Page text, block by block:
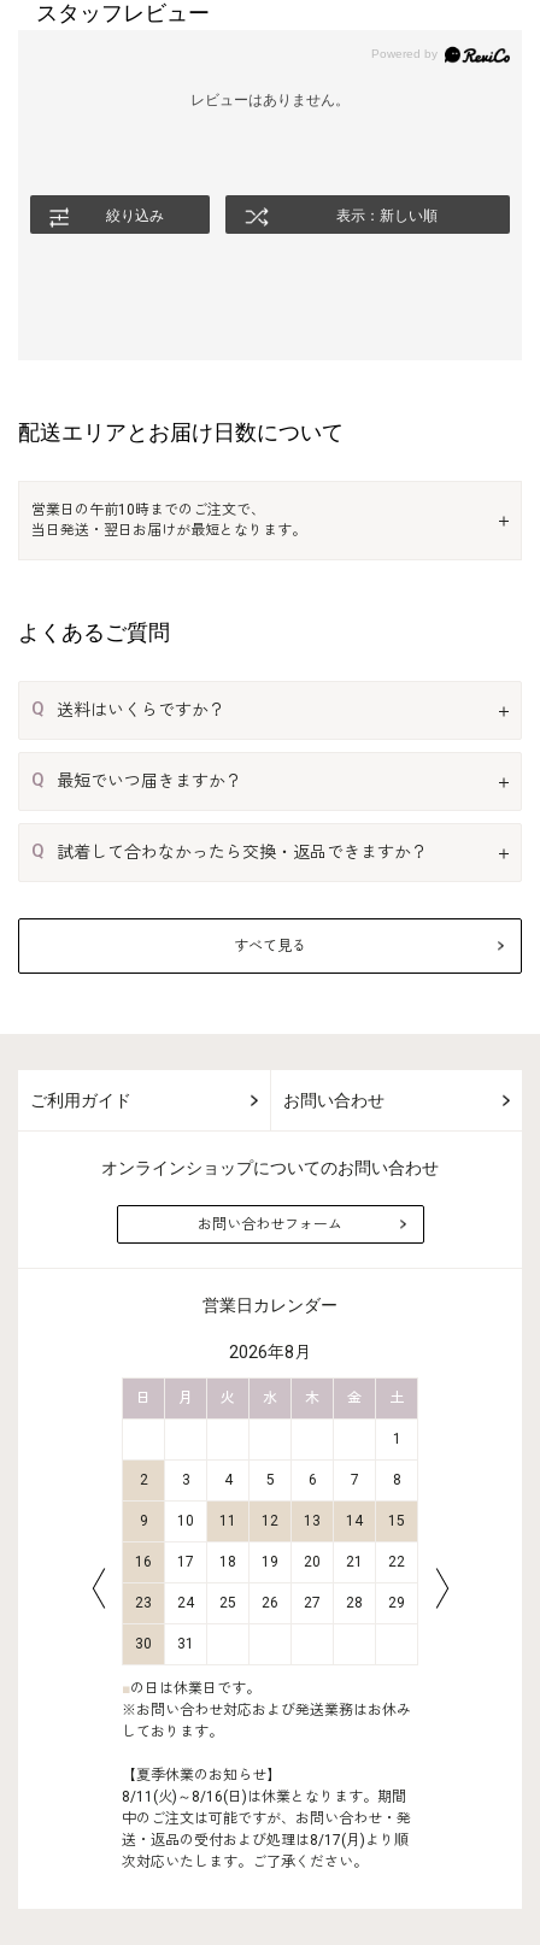
スタッフレビュー
レビューはありません。
絞り込み 表示：新しい順
配送エリアとお届け日数について
営業日の午前10時までのご注文で、
当日発送・翌日お届けが最短となります。
よくあるご質問
Q 送料はいくらですか？
Q 最短でいつ届きますか？
Q 試着して合わなかったら交換・返品できますか？
すべて見る
ご利用ガイド お問い合わせ
オンラインショップについてのお問い合わせ
お問い合わせフォーム
営業日カレンダー
2026年8月
日 月 火 水 木 金 土
1
2 3 4 5 6 7 8
9 10 11 12 13 14 15
16 17 18 19 20 21 22
23 24 25 26 27 28 29
30 31
■の日は休業日です。
※お問い合わせ対応および発送業務はお休み
しております。
【夏季休業のお知らせ】
8/11(火)～8/16(日)は休業となります。期間
中のご注文は可能ですが、お問い合わせ・発
送・返品の受付および処理は8/17(月)より順
次対応いたします。ご了承ください。